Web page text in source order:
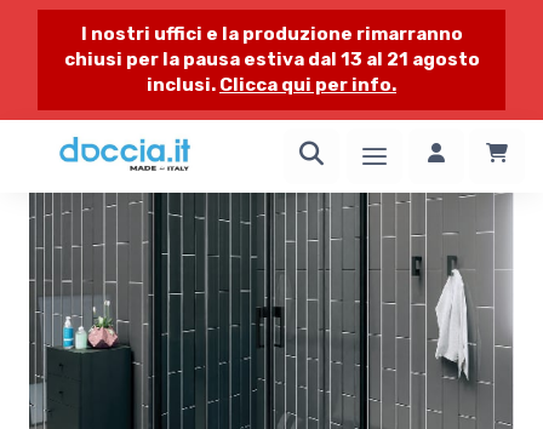
I nostri uffici e la produzione rimarranno
chiusi per la pausa estiva dal 13 al 21 agosto
inclusi. Clicca qui per info.